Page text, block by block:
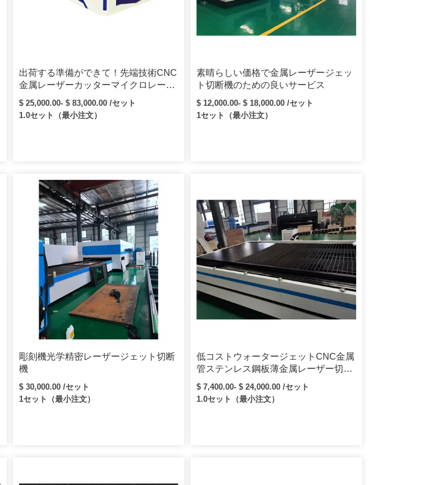
出荷する準備ができて！先端技術CNC
金属レーザーカッターマイクロレーザ
ージェット切断機
$ 25,000.00- $ 83,000.00 /セット
1.0セット（最小注文）
素晴らしい価格で金属レーザージェッ
ト切断機のための良いサービス
$ 12,000.00- $ 18,000.00 /セット
1セット（最小注文）
彫刻機光学精密レーザージェット切断
機
$ 30,000.00 /セット
1セット（最小注文）
低コストウォータージェットCNC金属
管ステンレス鋼板薄金属レーザー切断
機
$ 7,400.00- $ 24,000.00 /セット
1.0セット（最小注文）